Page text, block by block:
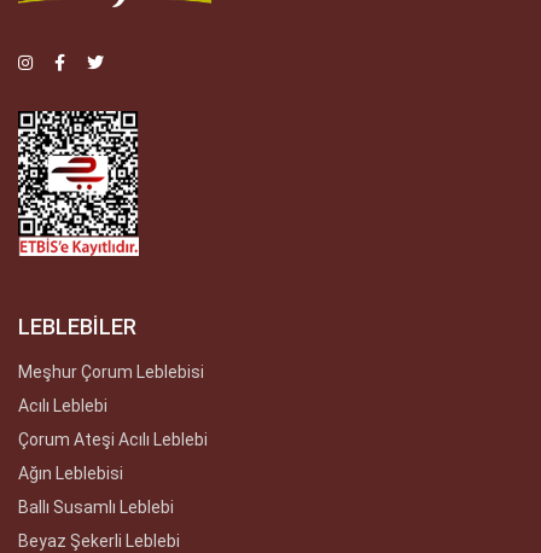
LEBLEBİLER
Meşhur Çorum Leblebisi
Acılı Leblebi
Çorum Ateşi Acılı Leblebi
Ağın Leblebisi
Ballı Susamlı Leblebi
Beyaz Şekerli Leblebi